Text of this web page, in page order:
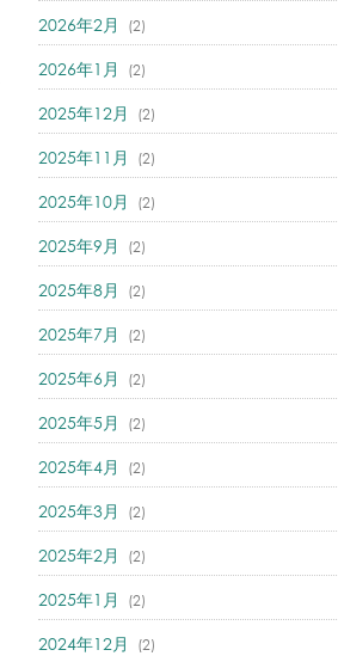
2026年2月 (2)
2026年1月 (2)
2025年12月 (2)
2025年11月 (2)
2025年10月 (2)
2025年9月 (2)
2025年8月 (2)
2025年7月 (2)
2025年6月 (2)
2025年5月 (2)
2025年4月 (2)
2025年3月 (2)
2025年2月 (2)
2025年1月 (2)
2024年12月 (2)